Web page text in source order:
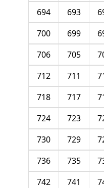
693
694
699
700
705
706
711
712
717
718
723
724
729
730
735
736
741
742